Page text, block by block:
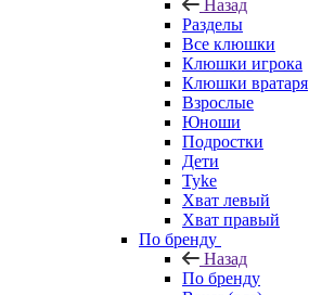
Назад
Разделы
Все клюшки
Клюшки игрока
Клюшки вратаря
Взрослые
Юноши
Подростки
Дети
Tyke
Хват левый
Хват правый
По бренду
Назад
По бренду